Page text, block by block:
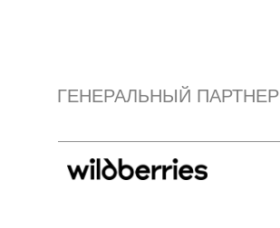
ГЕНЕРАЛЬНЫЙ ПАРТНЕР